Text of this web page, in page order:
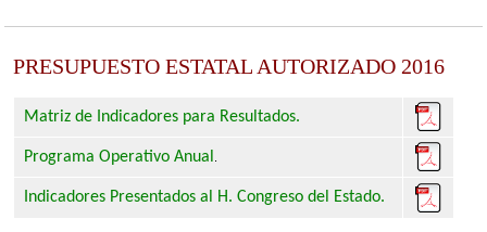
PRESUPUESTO ESTATAL AUTORIZADO 2016
Matriz de Indicadores para Resultados.
Programa Operativo Anual
Indicadores Presentados al H. Congreso del Estado.